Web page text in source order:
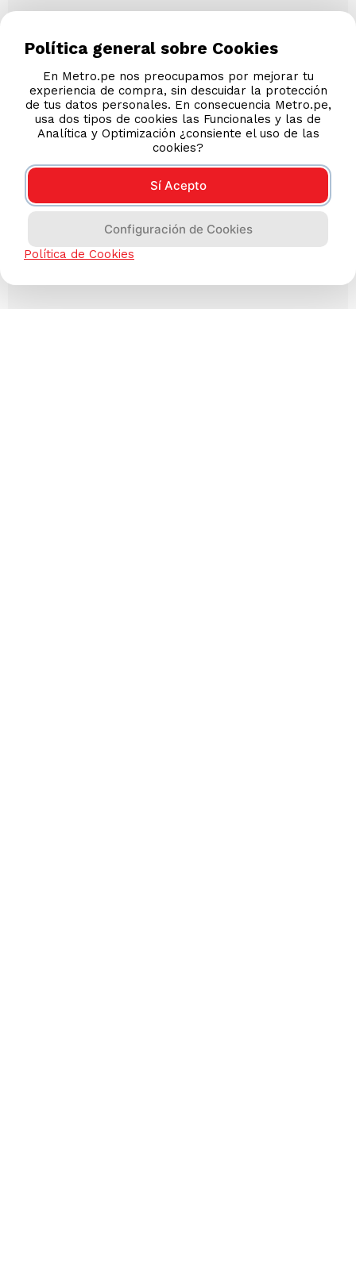
Política general sobre Cookies
En Metro.pe nos preocupamos por mejorar tu
experiencia de compra, sin descuidar la protección
de tus datos personales. En consecuencia Metro.pe,
usa dos tipos de cookies las Funcionales y las de
Analítica y Optimización ¿consiente el uso de las
cookies?
Sí Acepto
Configuración de Cookies
Política de Cookies